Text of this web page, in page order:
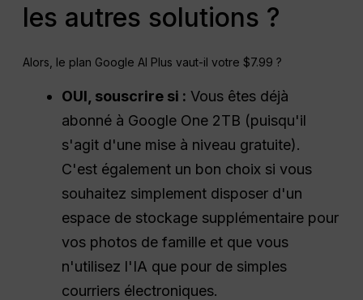
les autres solutions ?
Alors, le plan Google AI Plus vaut-il votre $7.99 ?
OUI, souscrire si : Vous êtes déjà
abonné à Google One 2TB (puisqu'il
s'agit d'une mise à niveau gratuite).
C'est également un bon choix si vous
souhaitez simplement disposer d'un
espace de stockage supplémentaire pour
vos photos de famille et que vous
n'utilisez l'IA que pour de simples
courriers électroniques.